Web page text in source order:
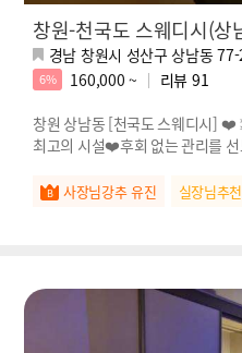
창원-천국도 스웨디시(상
경남 창원시 성산구 상남동
6% 160,000 ~ 리뷰 91
창원 상남동 [천국도 스웨디시]
최고의 시설❤️후회 없는 관리를
사장님강추 유진 실장님추